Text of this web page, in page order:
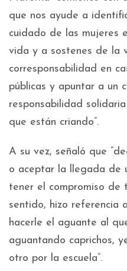
que nos ayude a
cuidado de las mujeres
vida y a sostenes de la
corresponsabilidad en
públicas y apuntar a un
responsabilidad
que están criando”.
A su vez, señaló que
o aceptar la llegada de
tener el compromiso de
sentido, hizo referencia
hacerle el aguante al
aguantando caprichos,
otro por la escuela”.